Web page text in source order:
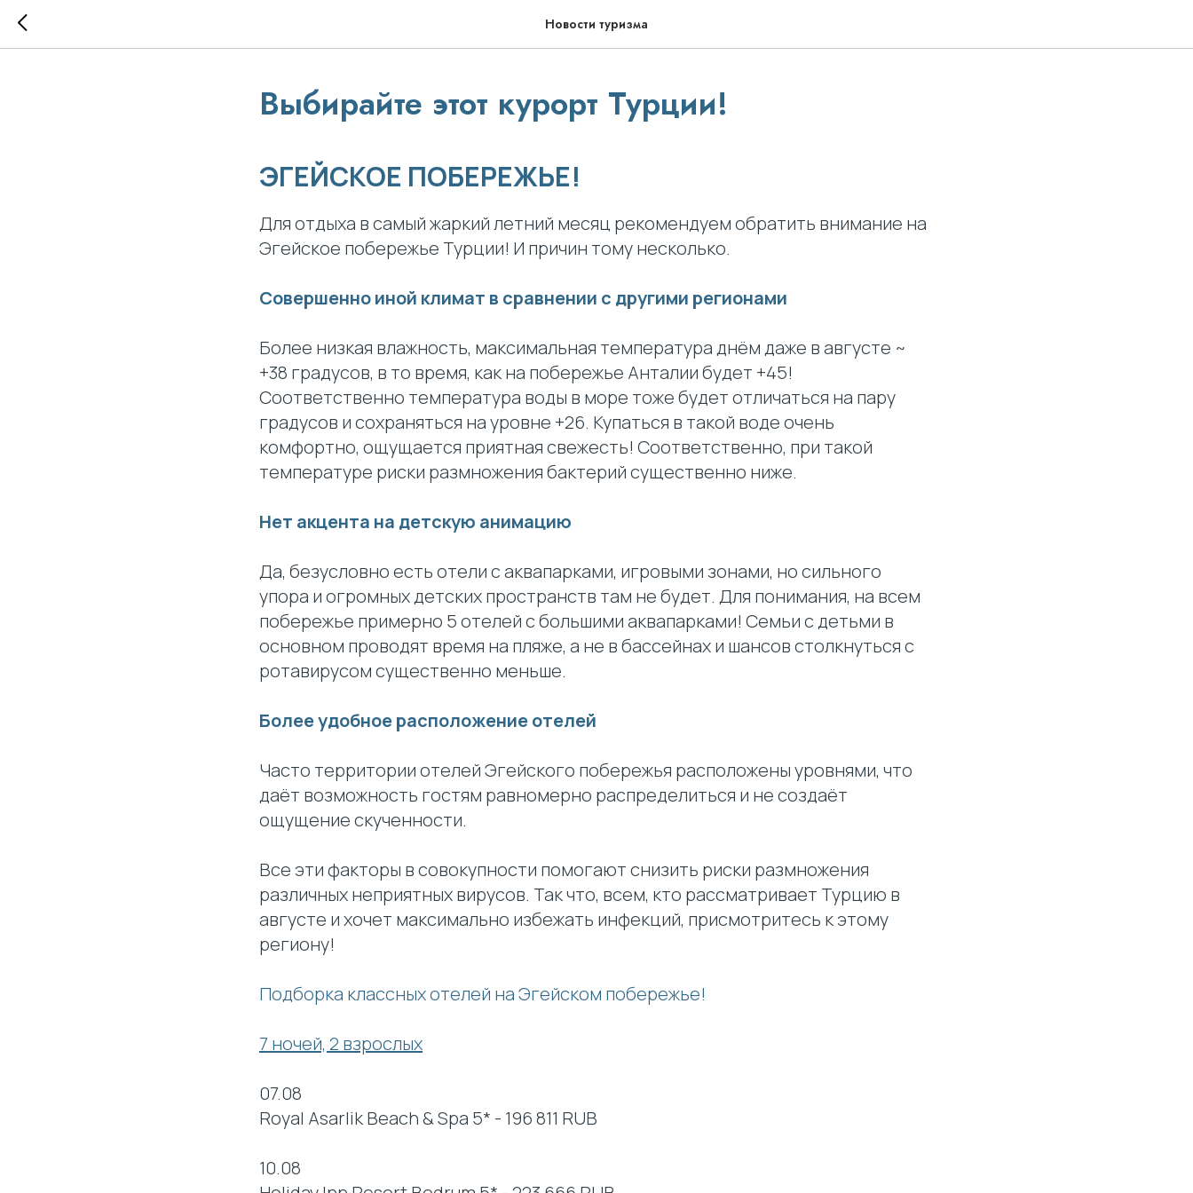
Новости туризма
Выбирайте этот курорт Турции!
ЭГЕЙСКОЕ ПОБЕРЕЖЬЕ!
Для отдыха в самый жаркий летний месяц рекомендуем обратить внимание на
Эгейское побережье Турции! И причин тому несколько.
Совершенно иной климат в сравнении с другими регионами
Более низкая влажность, максимальная температура днём даже в августе ~
+38 градусов, в то время, как на побережье Анталии будет +45!
Соответственно температура воды в море тоже будет отличаться на пару
градусов и сохраняться на уровне +26. Купаться в такой воде очень
комфортно, ощущается приятная свежесть! Соответственно, при такой
температуре риски размножения бактерий существенно ниже.
Нет акцента на детскую анимацию
Да, безусловно есть отели с аквапарками, игровыми зонами, но сильного
упора и огромных детских пространств там не будет. Для понимания, на всем
побережье примерно 5 отелей с большими аквапарками! Семьи с детьми в
основном проводят время на пляже, а не в бассейнах и шансов столкнуться с
ротавирусом существенно меньше.
Более удобное расположение отелей
Часто территории отелей Эгейского побережья расположены уровнями, что
даёт возможность гостям равномерно распределиться и не создаёт
ощущение скученности.
Все эти факторы в совокупности помогают снизить риски размножения
различных неприятных вирусов. Так что, всем, кто рассматривает Турцию в
августе и хочет максимально избежать инфекций, присмотритесь к этому
региону!
Подборка классных отелей на Эгейском побережье!
7 ночей, 2 взрослых
07.08
Royal Asarlik Beach & Spa 5* - 196 811 RUB
10.08